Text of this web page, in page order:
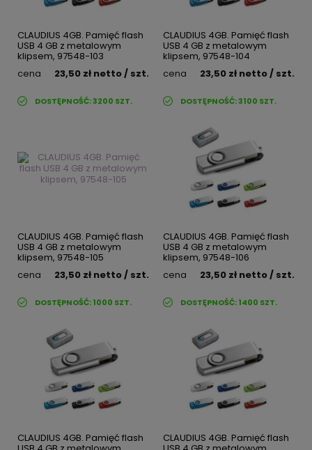
CLAUDIUS 4GB. Pamięć flash
USB 4 GB z metalowym
klipsem, 97548-103
cena
23,50 zł netto/ szt.
DOSTĘPNOŚĆ:3200 SZT.
CLAUDIUS 4GB. Pamięć flash
USB 4 GB z metalowym
klipsem, 97548-104
cena
23,50 zł netto/ szt.
DOSTĘPNOŚĆ:3100 SZT.
CLAUDIUS 4GB. Pamięć flash
USB 4 GB z metalowym
klipsem, 97548-105
cena
23,50 zł netto/ szt.
DOSTĘPNOŚĆ:1000 SZT.
CLAUDIUS 4GB. Pamięć flash
USB 4 GB z metalowym
klipsem, 97548-106
cena
23,50 zł netto/ szt.
DOSTĘPNOŚĆ:1400 SZT.
CLAUDIUS 4GB. Pamięć flash CLAUDIUS 4GB. Pamięć flash